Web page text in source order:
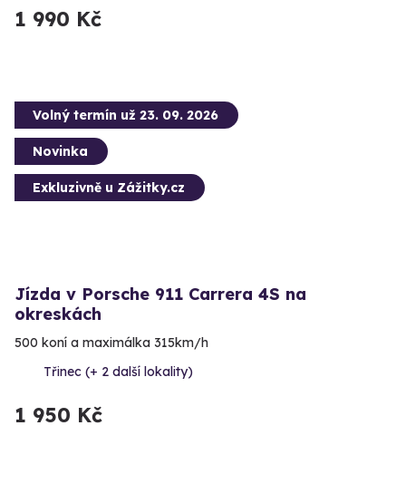
1 990 Kč
Volný termín už 23. 09. 2026
Novinka
Exkluzivně u Zážitky.cz
Jízda v Porsche 911 Carrera 4S na
okreskách
500 koní a maximálka 315km/h
Třinec (+ 2 další lokality)
1 950 Kč